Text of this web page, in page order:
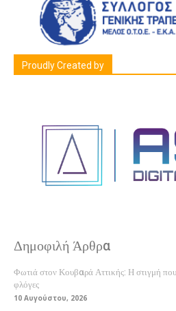
Proudly Created by
Δημοφιλή Άρθρα
Φωτιά στον Κουβαρά Αττικής: Η στιγμή
φλόγες
10 Αυγούστου, 2026